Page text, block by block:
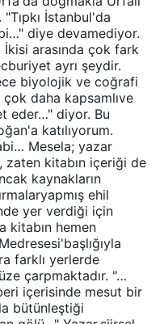
İstanbul'da
diye devamediyor.
arasında çok fark
ayrı şeydir.
biyolojik ve coğrafi
daha kapsamlıve
eder…" diyor. Bu
katılıyorum.
Mesela; yazar
kitabın içeriği de
kaynakların
ehil
yer verdiği için
kitabın hemen
farklı yerlerde
çarpmaktadır. "…
içerisinde mesut bir
bütünleştiği